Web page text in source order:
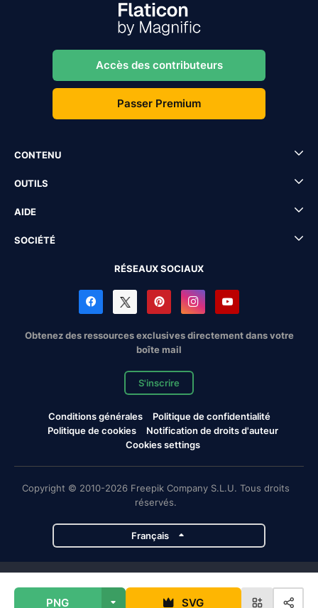
PNG SVG
Accès des contributeurs
Passer Premium
CONTENU
OUTILS
AIDE
SOCIÉTÉ
RÉSEAUX SOCIAUX
Obtenez des ressources exclusives directement dans votre
boîte mail
S'inscrire
Conditions générales
Politique de confidentialité
Politique de cookies
Notification de droits d'auteur
Cookies settings
Copyright © 2010-2026 Freepik Company S.L.U. Tous droits
réservés.
Français